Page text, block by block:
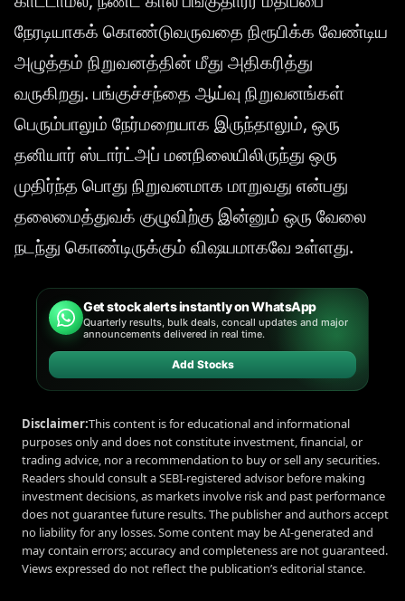
நேரடியாகக் கொண்டுவருவதை நிரூபிக்க வேண்டிய
அழுத்தம் நிறுவனத்தின் மீது அதிகரித்து
வருகிறது. பங்குச்சந்தை ஆய்வு நிறுவனங்கள்
பெரும்பாலும் நேர்மறையாக இருந்தாலும், ஒரு
தனியார் ஸ்டார்ட்அப் மனநிலையிலிருந்து ஒரு
முதிர்ந்த பொது நிறுவனமாக மாறுவது என்பது
தலைமைத்துவக் குழுவிற்கு இன்னும் ஒரு வேலை
நடந்து கொண்டிருக்கும் விஷயமாகவே உள்ளது.
Get stock alerts instantly on WhatsApp
Quarterly results, bulk deals, concall updates and major
announcements delivered in real time.
Add Stocks
Disclaimer:This content is for educational and informational
purposes only and does not constitute investment, financial, or
trading advice, nor a recommendation to buy or sell any securities.
Readers should consult a SEBI-registered advisor before making
investment decisions, as markets involve risk and past performance
does not guarantee future results. The publisher and authors accept
no liability for any losses. Some content may be AI-generated and
may contain errors; accuracy and completeness are not guaranteed.
Views expressed do not reflect the publication’s editorial stance.